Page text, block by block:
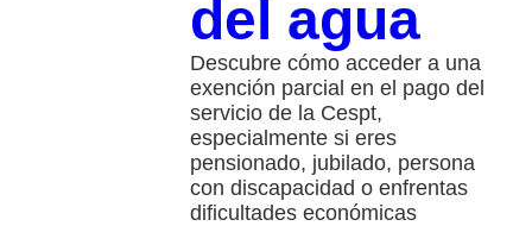
del agua
Descubre cómo acceder a una
exención parcial en el pago del
servicio de la Cespt,
especialmente si eres
pensionado, jubilado, persona
con discapacidad o enfrentas
dificultades económicas